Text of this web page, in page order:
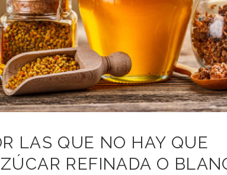
LAS QUE NO HAY QUE
REFINADA O